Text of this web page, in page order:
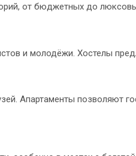
от бюджетных до
и молодёжи. Хостелы
Апартаменты позволяют